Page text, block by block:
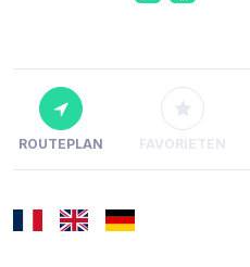
ROUTEPLAN FAVORIETEN